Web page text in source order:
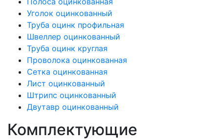
Уголок оцинкованный
Труба оцинк профильная
Швеллер оцинкованный
Труба оцинк круглая
Проволока оцинкованная
Сетка оцинкованная
Лист оцинкованный
Штрипс оцинкованный
Двутавр оцинкованный
Комплектующие